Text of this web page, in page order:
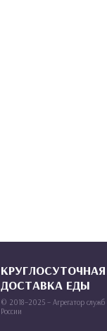
КРУГЛОСУТОЧНАЯ
ДОСТАВКА ЕДЫ
© 2018–2025 – Агрегатор
России